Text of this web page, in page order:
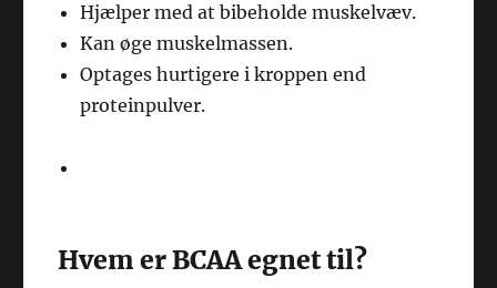
Hjælper med at bibeholde muskelvæv.
Kan øge muskelmassen.
Optages hurtigere i kroppen end
proteinpulver.
Hvem er BCAA egnet til?